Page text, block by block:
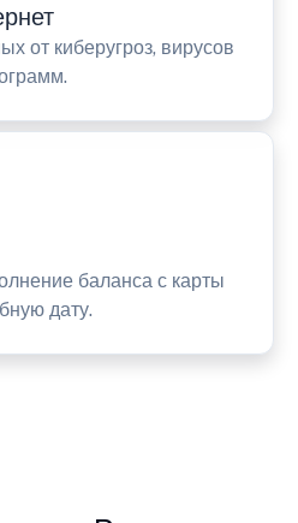
от киберугроз, вирусов
баланса с карты
дату.